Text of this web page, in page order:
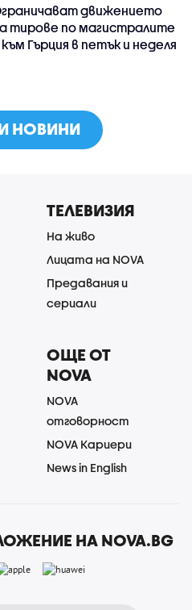
движението
тирове по магистралите
към Гърция в петък и неделя
НОВИНИ
ТЕЛЕВИЗИЯ
На живо
Лицата на NOVA
Предавания и
сериали
ОЩЕ ОТ
NOVA
NOVA
отговорност
NOVA Кариери
News in English
НА NOVA.BG